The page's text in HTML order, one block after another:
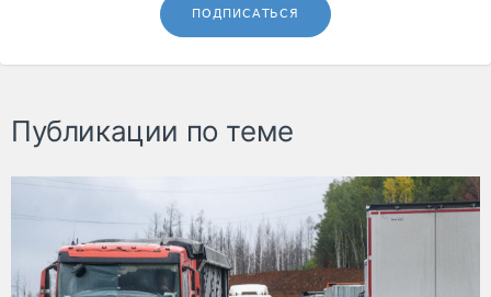
ПОДПИСАТЬСЯ
Публикации по теме